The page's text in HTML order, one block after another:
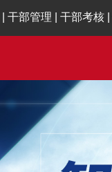
干部管理 干部考核